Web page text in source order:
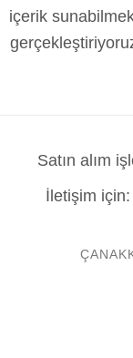
içerik
Satın alım
İletişim için: